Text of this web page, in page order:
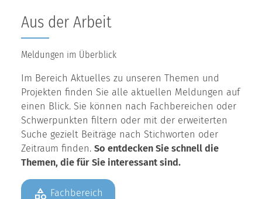
Aus der Arbeit
Meldungen im Überblick
Im Bereich Aktuelles zu unseren Themen und
Projekten finden Sie alle aktuellen Meldungen auf
einen Blick. Sie können nach Fachbereichen oder
Schwerpunkten filtern oder mit der erweiterten
Suche gezielt Beiträge nach Stichworten oder
Zeitraum finden. So entdecken Sie schnell die
Themen, die für Sie interessant sind.
Fachbereich